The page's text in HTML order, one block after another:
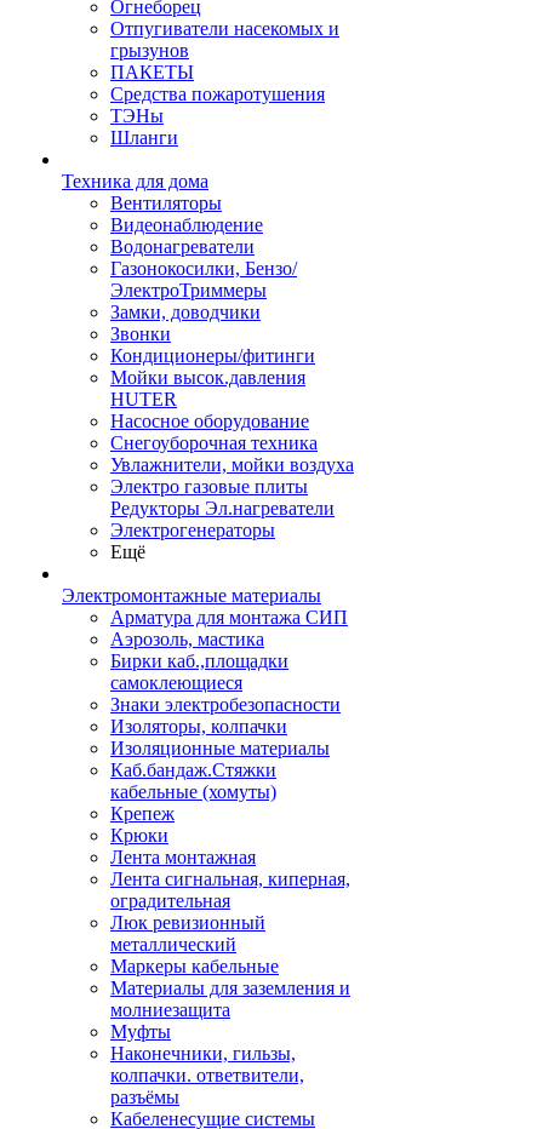
Огнеборец
Отпугиватели насекомых и
грызунов
ПАКЕТЫ
Средства пожаротушения
ТЭНы
Шланги
Техника для дома
Вентиляторы
Видеонаблюдение
Водонагреватели
Газонокосилки, Бензо/
ЭлектроТриммеры
Замки, доводчики
Звонки
Кондиционеры/фитинги
Мойки высок.давления
HUTER
Насосное оборудование
Снегоуборочная техника
Увлажнители, мойки воздуха
Электро газовые плиты
Редукторы Эл.нагреватели
Электрогенераторы
Ещё
Электромонтажные материалы
Арматура для монтажа СИП
Аэрозоль, мастика
Бирки каб.,площадки
самоклеющиеся
Знаки электробезопасности
Изоляторы, колпачки
Изоляционные материалы
Каб.бандаж.Стяжки
кабельные (хомуты)
Крепеж
Крюки
Лента монтажная
Лента сигнальная, киперная,
оградительная
Люк ревизионный
металлический
Маркеры кабельные
Материалы для заземления и
молниезащита
Муфты
Наконечники, гильзы,
колпачки. ответвители,
разъёмы
Кабеленесущие системы